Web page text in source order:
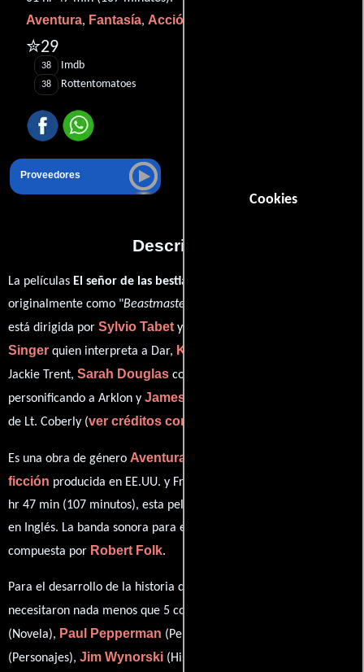
Cookies
Aventura, Fantasía, Acción
✮29
38 Imdb
38 Rottentomatoes
Proveedores
Descripción
La películas El señor de las bestias 2
originalmente como "Beastmaster 2: Through the Portal of Time
está dirigida por Sylvio Tabety protagonizada por
Singer quien interpreta a Dar, Kari Wuhrer
Jackie Trent, Sarah Douglas como Lyranna,
personificando a Arklon y James Avery
de Lt. Coberly (ver créditos completos
Es una obra de género Aventura
ficción producida en EE.UU. y Francia. Con una duración de 01
hr 47 min (107 minutos), esta película tiene diálogos originales
en Inglés. La banda sonora para esta producción ha sido
compuesta por Robert Folk.
Para el desarrollo de la historia que cuenta esta obra, se
necesitaron nada menos que 5 colaboraciones.
(Novela), Paul Pepperman (Personajes),
(Personajes), Jim Wynorski (Historia y guión) y